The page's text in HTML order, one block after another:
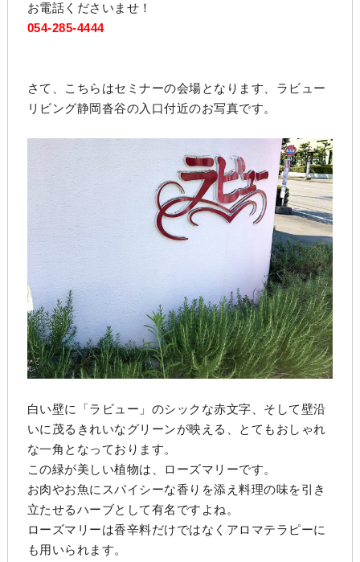
お電話くださいませ！
054-285-4444
さて、こちらはセミナーの会場となります、ラビュー
リビング静岡沓谷の入口付近のお写真です。
白い壁に「ラビュー」のシックな赤文字、そして壁沿
いに茂るきれいなグリーンが映える、とてもおしゃれ
な一角となっております。
この緑が美しい植物は、ローズマリーです。
お肉やお魚にスパイシーな香りを添え料理の味を引き
立たせるハーブとして有名ですよね。
ローズマリーは香辛料だけではなくアロマテラピーに
も用いられます。